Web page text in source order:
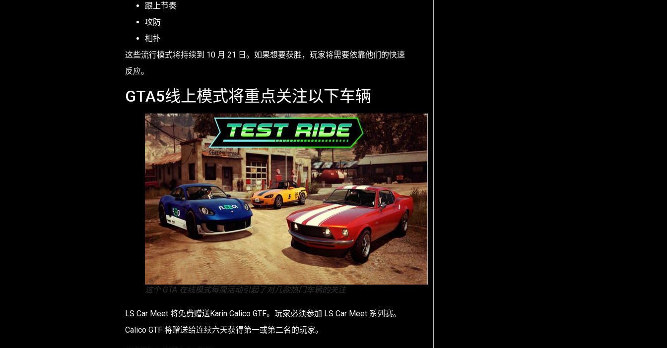
跟上节奏
攻防
相扑
这些流行模式将持续到 10 月 21 日。如果想要获胜，玩家将需要依靠他们的快速
反应。
GTA5线上模式将重点关注以下车辆
这个 GTA 在线模式每周活动引起了对几款热门车辆的关注
LS Car Meet 将免费赠送Karin Calico GTF。玩家必须参加 LS Car Meet 系列赛。
Calico GTF 将赠送给连续六天获得第一或第二名的玩家。